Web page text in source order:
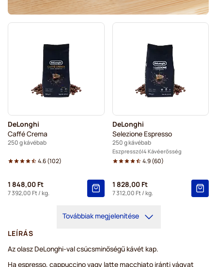
DeLonghi
Caffé Crema
250 g kávébab
4.6(102)
1 848,00 Ft
7 392,00 Ft/ kg.
DeLonghi
Selezione Espresso
250 g kávébab
Eszpresszó 4 Kávéerősség
4.9(60)
1 828,00 Ft
7 312,00 Ft/ kg.
Továbbiak megjelenítése
LEÍRÁS
Az olasz DeLonghi-val csúcsminőségű kávét kap.
Ha espresso, cappuccino vagy latte macchiato iránti vágyat